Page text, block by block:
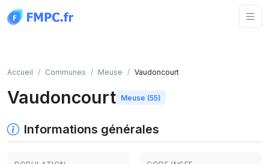
Accueil Communes Meuse Vaudoncourt
Vaudoncourt Meuse (55)
Informations générales
Panneau de gestion des cookies